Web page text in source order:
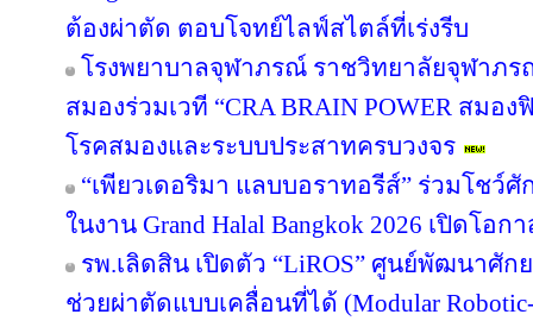
ต้องผ่าตัด ตอบโจทย์ไลฟ์สไตล์ที่เร่งรีบ
โรงพยาบาลจุฬาภรณ์ ราชวิทยาลัยจุฬาภ
สมองร่วมเวที “CRA BRAIN POWER สม
โรคสมองและระบบประสาทครบวงจร
“เพียวเดอริมา แลบบอราทอรีส์” ร่วมโชว์
ในงาน Grand Halal Bangkok 2026 เปิดโอ
รพ.เลิดสิน เปิดตัว “LiROS” ศูนย์พัฒนาศั
ช่วยผ่าตัดแบบเคลื่อนที่ได้ (Modular